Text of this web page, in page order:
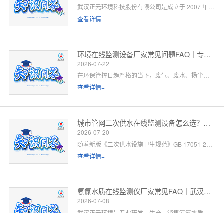
查看详情+
环境在线监测设备厂家常见问题FAQ｜专业厂家答疑解惑
2026-07-22
在环保管控日趋严格的当下，废气、废水、扬尘、噪声等环境在线监测设备已成为工矿企业、园区、市政工程必备的合规配套设施。很多客户在选型、合作、安装运维过程中，常会遇到厂家资质、设备精度、数据联网、售后保障等各类问题。 作为专业环境在线监测设备源头厂家，我们深耕环境监测领域多年，拥有自主研发、生产、销售、运维全链条服务能力。下面针对行业高频咨询问题，整理系统化FAQ答疑，一站式解决您的合作与选型顾虑。 一、厂家实力与资质相关问题
查看详情+
城市管网二次供水在线监测设备怎么选？水务单位高频 FAQ
2026-07-20
查看详情+
氨氮水质在线监测仪厂家常见FAQ｜武汉正元环境专业解答
2026-07-08